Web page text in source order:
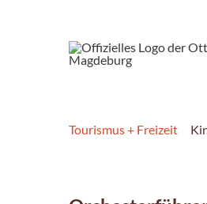
Tourismus + Freizeit